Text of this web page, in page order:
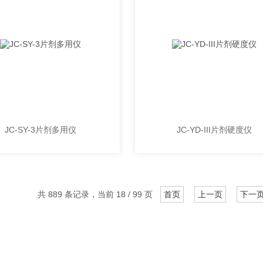
JC-SY-3片剂多用仪 JC-YD-III片剂硬度仪
共 889 条记录，当前 18 / 99 页 首页 上一页 下一